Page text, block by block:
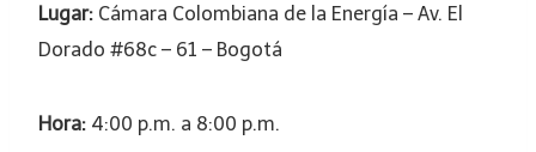
Lugar: Cámara Colombiana de la Energía – Av. El
Dorado #68c – 61 – Bogotá
Hora: 4:00 p.m. a 8:00 p.m.